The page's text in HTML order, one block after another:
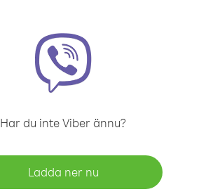
Har du inte Viber ännu?
Ladda ner nu